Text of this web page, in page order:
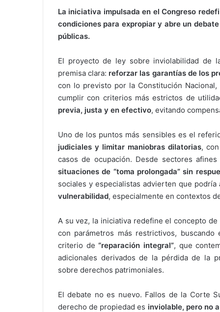
La iniciativa impulsada en el Congreso
condiciones para expropiar y abre un
públicas.
El proyecto de ley sobre inviolabilidad de
premisa clara: reforzar las garantías de los
con lo previsto por la Constitución
cumplir con criterios más estrictos de
previa, justa y en efectivo, evitando
Uno de los puntos más sensibles es el
judiciales y limitar maniobras dilatorias,
casos de ocupación. Desde sectores
situaciones de “toma prolongada” sin
sociales y especialistas advierten que podría
vulnerabilidad, especialmente en contextos
A su vez, la iniciativa redefine el concepto
con parámetros más restrictivos,
criterio de“reparación integral”, que
adicionales derivados de la pérdida de la
sobre derechos patrimoniales.
El debate no es nuevo. Fallos de la Corte
derecho de propiedad es inviolable, pero no